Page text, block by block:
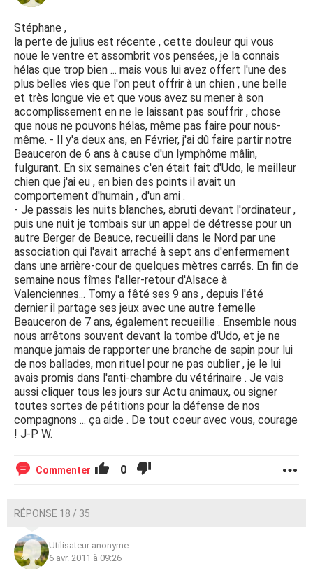
Stéphane ,
la perte de julius est récente , cette douleur qui vous
noue le ventre et assombrit vos pensées, je la connais
hélas que trop bien ... mais vous lui avez offert l'une des
plus belles vies que l'on peut offrir à un chien , une belle
et très longue vie et que vous avez su mener à son
accomplissement en ne le laissant pas souffrir , chose
que nous ne pouvons hélas, même pas faire pour nous-
même. - Il y'a deux ans, en Février, j'ai dû faire partir notre
Beauceron de 6 ans à cause d'un lymphôme mâlin,
fulgurant. En six semaines c'en était fait d'Udo, le meilleur
chien que j'ai eu , en bien des points il avait un
comportement d'humain , d'un ami .
- Je passais les nuits blanches, abruti devant l'ordinateur ,
puis une nuit je tombais sur un appel de détresse pour un
autre Berger de Beauce, recueilli dans le Nord par une
association qui l'avait arraché à sept ans d'enfermement
dans une arrière-cour de quelques mètres carrés. En fin de
semaine nous fîmes l'aller-retour d'Alsace à
Valenciennes... Tomy a fêté ses 9 ans , depuis l'été
dernier il partage ses jeux avec une autre femelle
Beauceron de 7 ans, également recueillie . Ensemble nous
nous arrêtons souvent devant la tombe d'Udo, et je ne
manque jamais de rapporter une branche de sapin pour lui
de nos ballades, mon rituel pour ne pas oublier , je le lui
avais promis dans l'anti-chambre du vétérinaire . Je vais
aussi cliquer tous les jours sur Actu animaux, ou signer
toutes sortes de pétitions pour la défense de nos
compagnons ... ça aide . De tout coeur avec vous, courage
! J-P W.
Commenter 0
RÉPONSE 18 / 35
Utilisateur anonyme
6 avr. 2011 à 09:26